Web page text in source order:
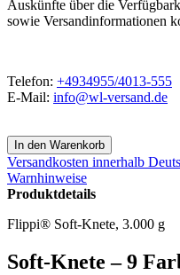
Auskünfte über die
sowie Versandinformationen
Telefon: +4934955/4013-555
E-Mail: info@wl-versand.de
Versandkosten innerhalb
Warnhinweise
Produktdetails
Flippi® Soft-Knete, 3.000 g
Soft-Knete – 9